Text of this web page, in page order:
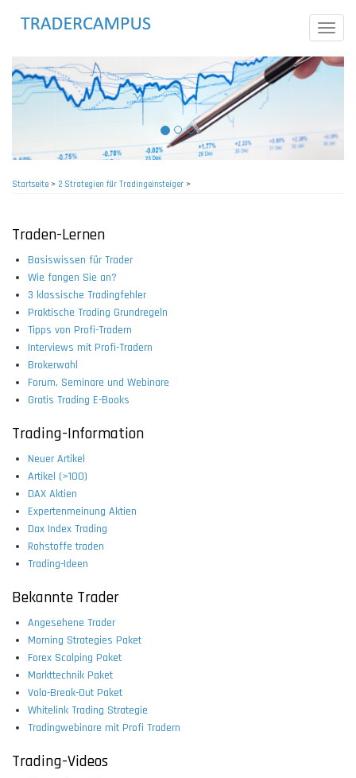
Toggle
Startseite> 2 Strategien für Tradingeinsteiger >
Traden-Lernen
Basiswissen für Trader
Wie fangen Sie an?
3 klassische Tradingfehler
Praktische Trading Grundregeln
Tipps von Profi-Tradern
Interviews mit Profi-Tradern
Brokerwahl
Forum, Seminare und Webinare
Gratis Trading E-Books
Trading-Information
Neuer Artikel
Artikel (>100)
DAX Aktien
Expertenmeinung Aktien
Dax Index Trading
Rohstoffe traden
Trading-Ideen
Bekannte Trader
Angesehene Trader
Morning Strategies Paket
Forex Scalping Paket
Markttechnik Paket
Vola-Break-Out Paket
Whitelink Trading Strategie
Tradingwebinare mit Profi Tradern
Trading-Videos